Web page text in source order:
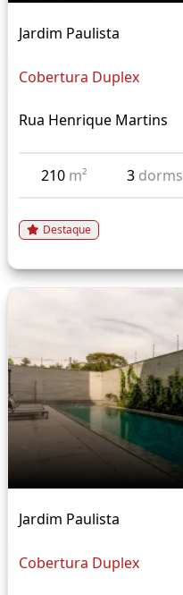
Jardim Paulista
Cobertura Duplex
Rua Henrique Martins
210 m² 3 dorms
Destaque
Jardim Paulista
Cobertura Duplex